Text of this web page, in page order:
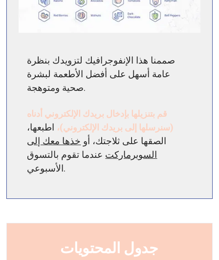
صممنا هذا الإنفوجرافيك لتزويدك بنظرة
عامة أسهل على أفضل الأطعمة لبشرة
صحية ومتوهجة.
قم بتنزيلها بإدخال بريدك الإلكتروني أدناه
(سنرسلها إلى بريدك الإلكتروني)، اطبعها،
الصقها على ثلاجتك، أو خذها معك إلى
السوبرماركت عندما تقوم بالتسوق
الأسبوعي.
جدول المحتويات